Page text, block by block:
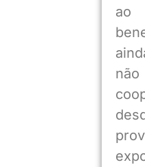
ao
não